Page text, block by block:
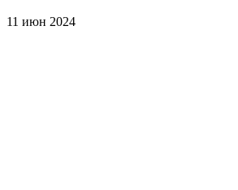
11 июн 2024